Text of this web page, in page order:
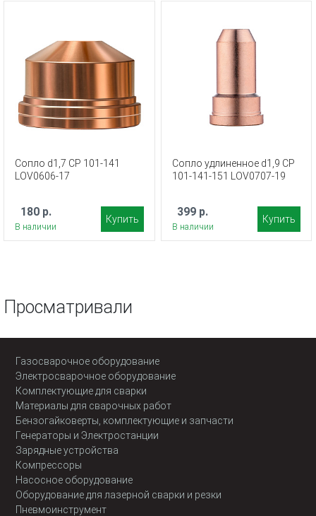
Сопло d1,7 CP 101-141
LOV0606-17
180 р.
В наличии
Купить
Сопло удлиненное d1,9 CP
101-141-151 LOV0707-19
399 р.
В наличии
Купить
Просматривали
Газосварочное оборудование
Электросварочное оборудование
Комплектующие для сварки
Материалы для сварочных работ
Бензогайковерты, комплектующие и запчасти
Генераторы и Электростанции
Зарядные устройства
Компрессоры
Насосное оборудование
Оборудование для лазерной сварки и резки
Пневмоинструмент